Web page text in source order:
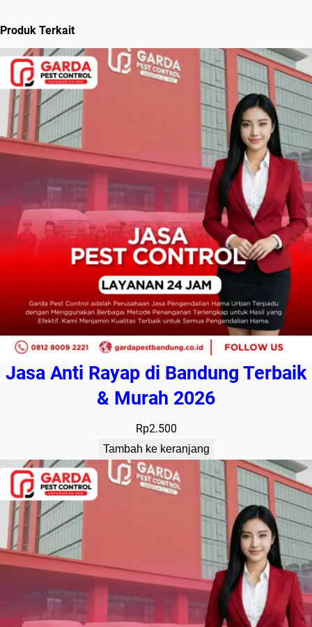
Produk Terkait
Jasa Anti Rayap di Bandung Terbaik
& Murah 2026
Rp2.500
Tambah ke keranjang